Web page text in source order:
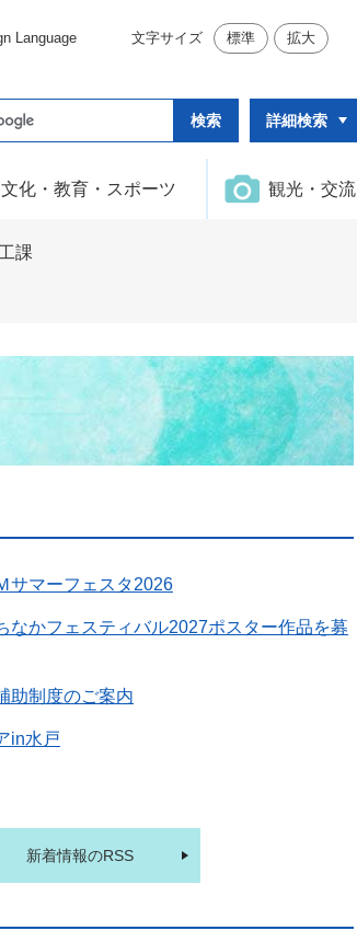
Language 文字サイズ 標準 拡大
詳細検索
文化・教育・スポーツ 観光・交流
課
サマーフェスタ2026
なかフェスティバル2027ポスター作品を募
助制度のご案内
in水戸
新着情報のRSS